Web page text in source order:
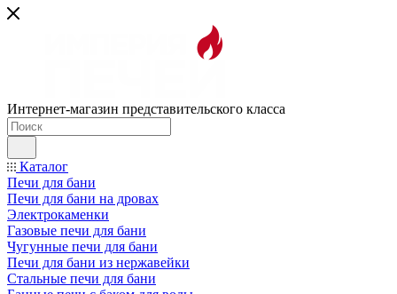
Интернет-магазин представительского класса
Каталог
Печи для бани
Печи для бани на дровах
Электрокаменки
Газовые печи для бани
Чугунные печи для бани
Печи для бани из нержавейки
Стальные печи для бани